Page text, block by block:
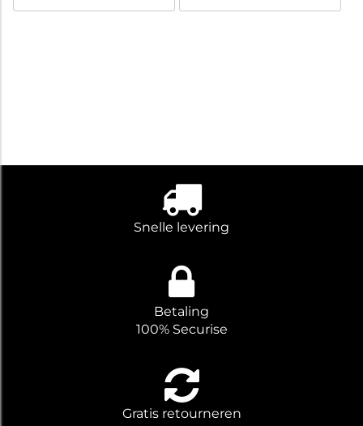
Snelle levering
Betaling
100% Securise
Gratis retourneren